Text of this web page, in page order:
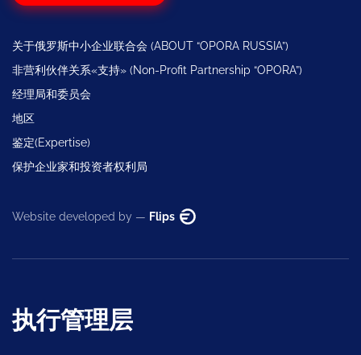
关于俄罗斯中小企业联合会 (ABOUT “OPORA RUSSIA”)
非营利伙伴关系«支持» (Non-Profit Partnership “OPORA”)
经理局和委员会
地区
鉴定(Expertise)
保护企业家和投资者权利局
Website developed by — Flips
执行管理层